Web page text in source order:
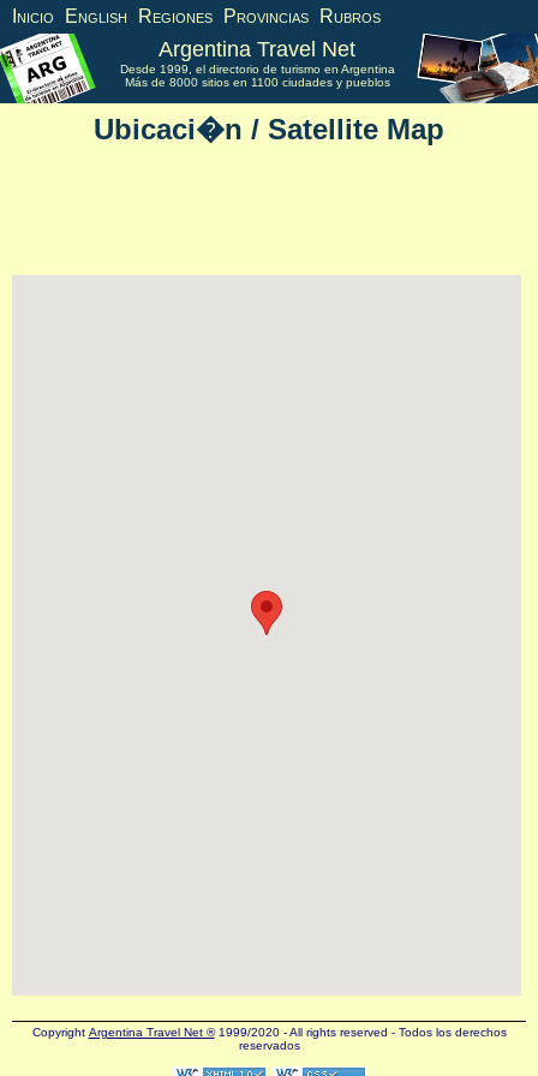
Inicio English Regiones Provincias Rubros
Argentina Travel Net
Desde 1999, el directorio de turismo en Argentina
Más de 8000 sitios en 1100 ciudades y pueblos
Ubicaci�n / Satellite Map
Copyright Argentina Travel Net ®1999/2020 - All rights reserved - Todos los derechos
reservados